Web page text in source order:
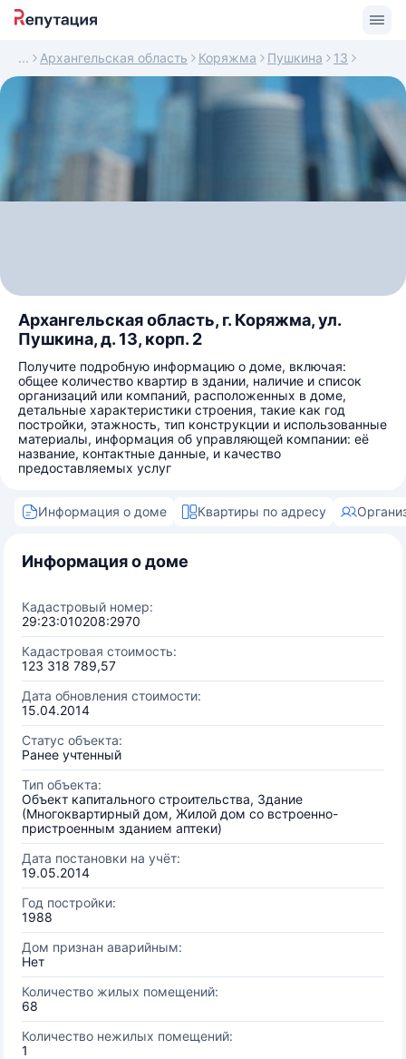
Архангельская область Коряжма Пушкина 13
Архангельская область, г. Коряжма, ул.
Пушкина, д. 13, корп. 2
Получите подробную информацию о доме, включая:
общее количество квартир в здании, наличие и список
организаций или компаний, расположенных в доме,
детальные характеристики строения, такие как год
постройки, этажность, тип конструкции и использованные
материалы, информация об управляющей компании: её
название, контактные данные, и качество
предоставляемых услуг
Информация о доме Квартиры по адресу
Информация о доме
Кадастровый номер:
29:23:010208:2970
Кадастровая стоимость:
123 318 789,57
Дата обновления стоимости:
15.04.2014
Статус объекта:
Ранее учтенный
Тип объекта:
Объект капитального строительства, Здание
(Многоквартирный дом, Жилой дом со встроенно-
пристроенным зданием аптеки)
Дата постановки на учёт:
19.05.2014
Год постройки:
1988
Дом признан аварийным:
Нет
Количество жилых помещений:
68
Количество нежилых помещений:
1